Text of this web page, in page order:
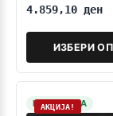
4.859,10 ден
ИЗБЕРИ
НА ЗАЛИХА
АКЦИЈА!